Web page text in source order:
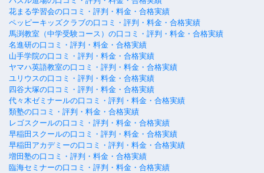
花まる学習会の口コミ・評判・料金・合格実績
ペッピーキッズクラブの口コミ・評判・料金・合格実績
馬渕教室（中学受験コース）の口コミ・評判・料金・合格実績
名進研の口コミ・評判・料金・合格実績
山手学院の口コミ・評判・料金・合格実績
ヤマハ英語教室の口コミ・評判・料金・合格実績
ユリウスの口コミ・評判・料金・合格実績
四谷大塚の口コミ・評判・料金・合格実績
代々木ゼミナールの口コミ・評判・料金・合格実績
類塾の口コミ・評判・料金・合格実績
レゴスクールの口コミ・評判・料金・合格実績
早稲田スクールの口コミ・評判・料金・合格実績
早稲田アカデミーの口コミ・評判・料金・合格実績
増田塾の口コミ・評判・料金・合格実績
臨海セミナーの口コミ・評判・料金・合格実績